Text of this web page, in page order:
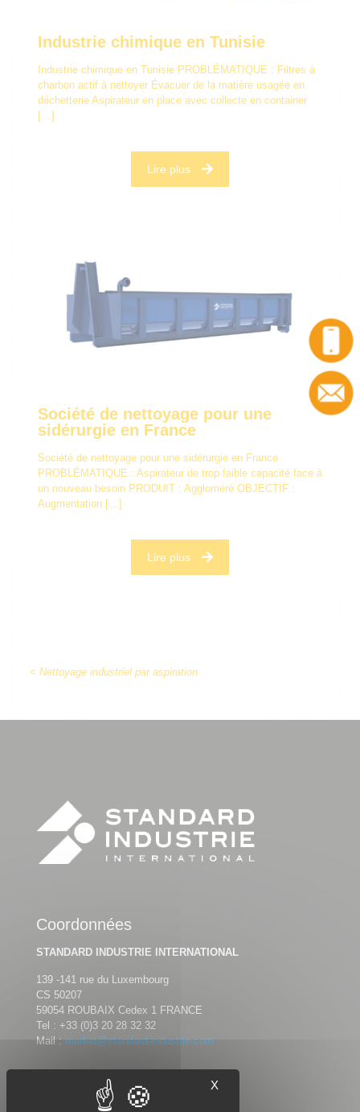
Industrie chimique en Tunisie
Industrie chimique en Tunisie PROBLÉMATIQUE : Filtres à
charbon actif à nettoyer Évacuer de la matière usagée en
déchetterie Aspirateur en place avec collecte en container
[…]
Lire plus
Société de nettoyage pour une
sidérurgie en France
Société de nettoyage pour une sidérurgie en France
PROBLÉMATIQUE : Aspirateur de trop faible capacité face à
un nouveau besoin PRODUIT : Aggloméré OBJECTIF :
Augmentation[…]
Lire plus
< Nettoyage industriel par aspiration
Coordonnées
STANDARD INDUSTRIE INTERNATIONAL
139 -141 rue du Luxembourg
CS 50207
59054 ROUBAIX Cedex 1 FRANCE
Tel : +33 (0)3 20 28 32 32
Mail : market@standard-industrie.com
Nous suivre
X